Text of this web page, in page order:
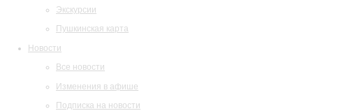
Экскурсии
Пушкинская карта
Новости
Все новости
Изменения в афише
Подписка на новости